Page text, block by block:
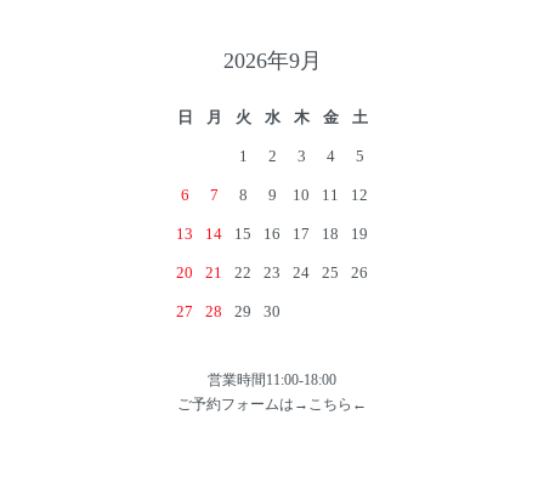
2026年9月
日 月 火 水 木 金 土
1 2 3 4 5
6 7 8 9 10 11 12
13 14 15 16 17 18 19
20 21 22 23 24 25 26
27 28 29 30
営業時間11:00-18:00
ご予約フォームは→ こちら ←